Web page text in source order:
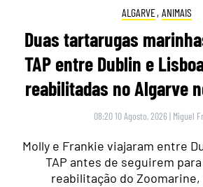
ALGARVE, ANIMAIS
Duas tartarugas
TAP entre Dublin e
reabilitadas no Algarve
08:20 10 Agosto, 2026 | Miguel
Molly e Frankie viajaram entre
TAP antes de seguirem
reabilitação do Zoomarine,